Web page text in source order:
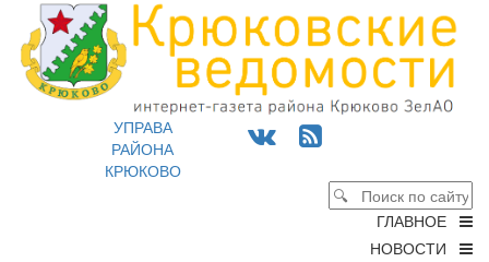
УПРАВА
РАЙОНА
КРЮКОВО
ГЛАВНОЕ
НОВОСТИ